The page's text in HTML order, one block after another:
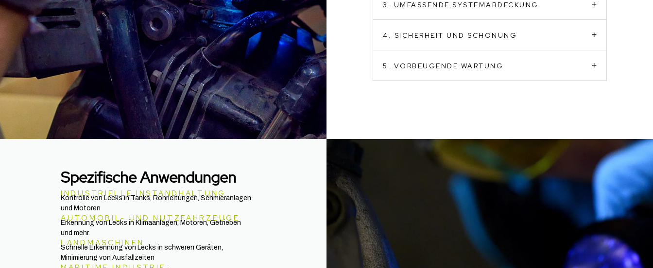
3. UMFASSENDE SYSTEMABDECKUNG
4. SICHERHEIT UND SCHONUNG
5. VORBEUGENDE WARTUNG
Spezifische Anwendungen
INDUSTRIELLE INSTANDHALTUNG
Kontrolle von Lecks in Tanks, Rohrleitungen, Schmieranlagen
und Motoren
AUTOMOBIL- UND NUTZFAHRZEUGE
Erkennung von Lecks in Klimaanlagen, Motoren, Getrieben
und mehr.
LANDMASCHINEN
Schnelle Erkennung von Lecks in schweren Geräten,
Minimierung von Ausfallzeiten